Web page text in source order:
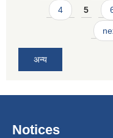
4 5
अन्य
Notices